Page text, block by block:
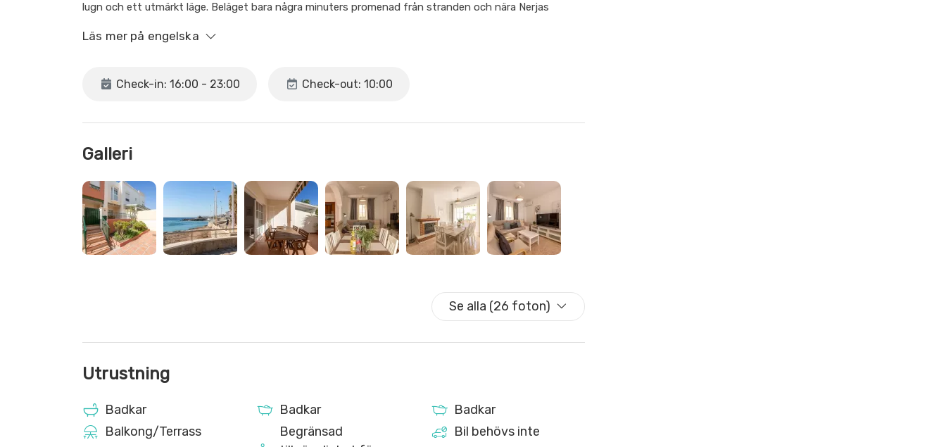
lugn och ett utmärkt läge. Beläget bara några minuters promenad från stranden och nära Nerjas
med sol och hav.
Privat parkeringsplats
🚗 En stor fördel i Nerja: parkering är begränsad och det är ofta svårt att hitta plats på gatan, särskilt
under högsäsong. En egen parkeringsplats ger komfort, trygghet och sparar tid under hela vistelsen.
och bekvämligheten av att slippa oroa sig för parkering. Boka nu och börja njuta!
Läs mer på engelska
Check-in: 16:00 - 23:00 Check-out: 10:00
Galleri
Se alla (26 foton)
Utrustning
Badkar Badkar
Badkar
Balkong/Terrass
Begränsad
Bil behövs inte